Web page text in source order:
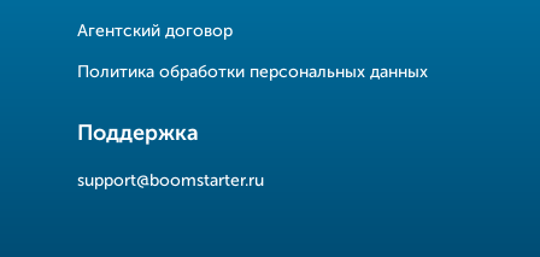
Агентский договор
Политика обработки персональных данных
Поддержка
support@boomstarter.ru